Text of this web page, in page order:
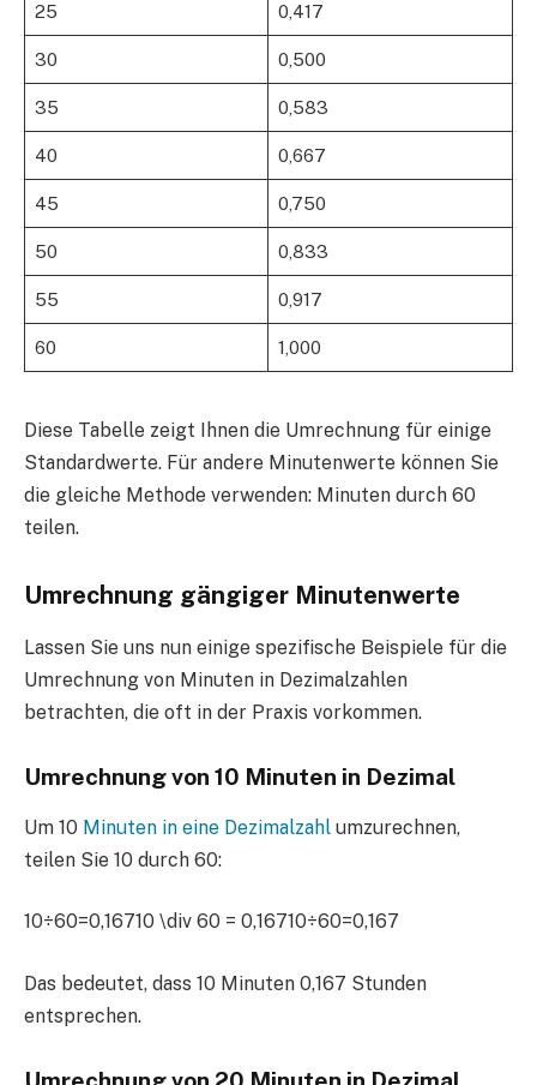
25 0,417
30 0,500
35 0,583
40 0,667
45 0,750
50 0,833
55 0,917
60 1,000
Diese Tabelle zeigt Ihnen die Umrechnung für einige
Standardwerte. Für andere Minutenwerte können Sie
die gleiche Methode verwenden: Minuten durch 60
teilen.
Umrechnung gängiger Minutenwerte
Lassen Sie uns nun einige spezifische Beispiele für die
Umrechnung von Minuten in Dezimalzahlen
betrachten, die oft in der Praxis vorkommen.
Umrechnung von 10 Minuten in Dezimal
Um 10 Minuten in eine Dezimalzahl umzurechnen,
teilen Sie 10 durch 60:
10÷60=0,16710 \div 60 = 0,16710÷60=0,167
Das bedeutet, dass 10 Minuten 0,167 Stunden
entsprechen.